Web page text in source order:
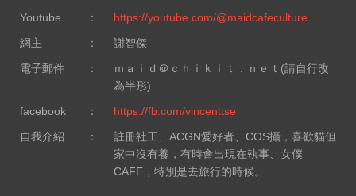
Youtube
：
https://youtube.com/@maidcafeculture
網主
：
謝智傑
電子郵件
：
ｍａｉｄ＠ｃｈｉｋｉｔ．ｎｅｔ(請自行改
為半形)
facebook
：
https://fb.com/vincenttse
自我介紹
：
註冊社工、ACGN愛好者、COS攝，喜歡貓但
家中沒有養，有時會出現在執事、女僕
CAFE，特別是去旅行的時候。